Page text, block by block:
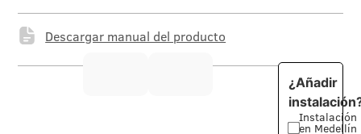
Descargar manual del producto
¿Añadir
Instalación
en Medellín